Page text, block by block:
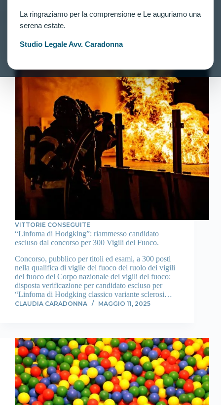
La ringraziamo per la comprensione e Le auguriamo una
serena estate.
Studio Legale Avv. Caradonna
VITTORIE CONSEGUITE
“Linfoma di Hodgking”: riammesso candidato
escluso dal concorso per 300 Vigili del Fuoco.
Concorso, pubblico per titoli ed esami, a 300 posti
nella qualifica di vigile del fuoco del ruolo dei vigili
del fuoco del Corpo nazionale dei vigili del fuoco:
disposta verificazione per candidato escluso per
“Linfoma di Hodgking classico variante sclerosi…
CLAUDIA CARADONNA MAGGIO 11, 2025